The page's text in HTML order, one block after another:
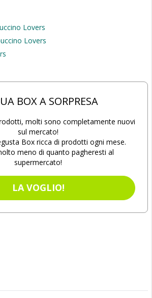
Lovers
Lovers
BOX A SORPRESA
molti sono completamente nuovi
sul mercato!
Box ricca di prodotti ogni mese.
meno di quanto pagheresti al
supermercato!
LA VOGLIO!